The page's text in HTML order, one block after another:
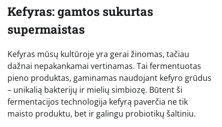
Kefyras: gamtos sukurtas
supermaistas
Kefyras mūsų kultūroje yra gerai žinomas, tačiau
dažnai nepakankamai vertinamas. Tai fermentuotas
pieno produktas, gaminamas naudojant kefyro grūdus
– unikalią bakterijų ir mielių simbiozę. Būtent ši
fermentacijos technologija kefyrą paverčia ne tik
maisto produktu, bet ir galingu probiotikų šaltiniu.